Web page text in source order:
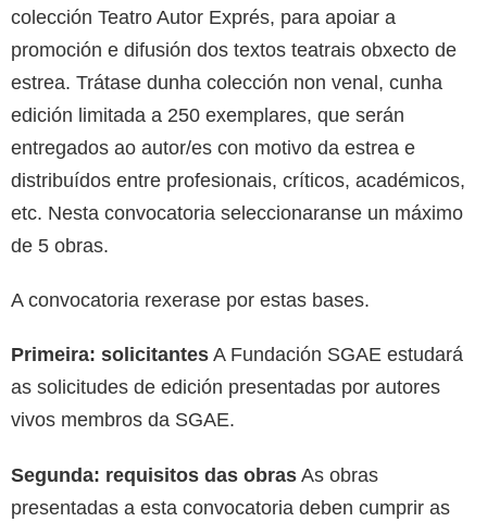
colección Teatro Autor Exprés, para apoiar a
promoción e difusión dos textos teatrais obxecto de
estrea. Trátase dunha colección non venal, cunha
edición limitada a 250 exemplares, que serán
entregados ao autor/es con motivo da estrea e
distribuídos entre profesionais, críticos, académicos,
etc. Nesta convocatoria seleccionaranse un máximo
de 5 obras.
A convocatoria rexerase por estas bases.
Primeira: solicitantes A Fundación SGAE estudará
as solicitudes de edición presentadas por autores
vivos membros da SGAE.
Segunda: requisitos das obras As obras
presentadas a esta convocatoria deben cumprir as